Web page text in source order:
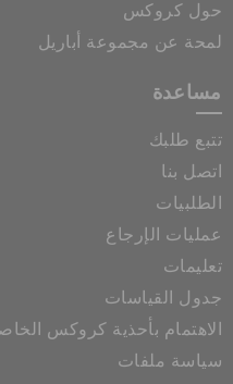
حول كروكس
لمحة عن مجموعة أباريل
مساعدة
تتبع طلبك
اتصل بنا
الطلبيات
عمليات الإرجاع
تعليمات
جدول القياسات
الاهتمام بأحذية كروكس
سياسة ملفات